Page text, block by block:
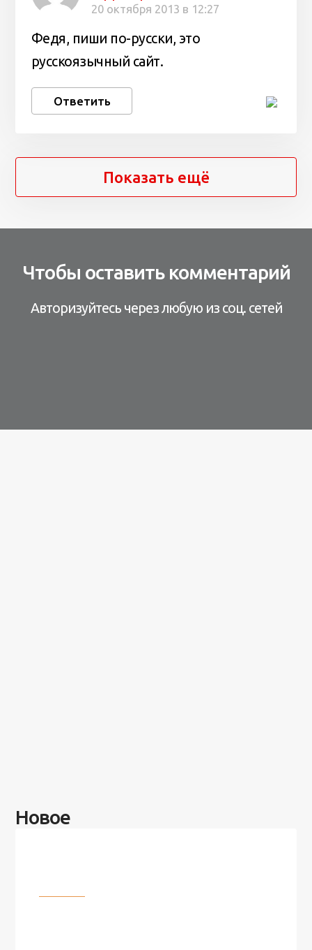
20 октября 2013 в 12:27
Федя, пиши по-русски, это
русскоязычный сайт.
Ответить
Показать ещё
Чтобы оставить комментарий
Авторизуйтесь через любую из соц. сетей
Новое